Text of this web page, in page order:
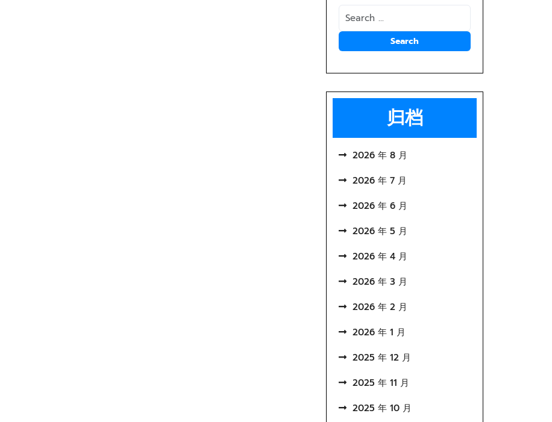
归档
2026 年 8 月
2026 年 7 月
2026 年 6 月
2026 年 5 月
2026 年 4 月
2026 年 3 月
2026 年 2 月
2026 年 1 月
2025 年 12 月
2025 年 11 月
2025 年 10 月